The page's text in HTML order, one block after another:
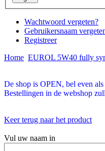
Wachtwoord vergeten?
Gebruikersnaam
Registreer
Home EUROL 5W40 fully
De shop is OPEN, bel even
Bestellingen in de webshop
Keer terug naar het product
Vul uw naam in